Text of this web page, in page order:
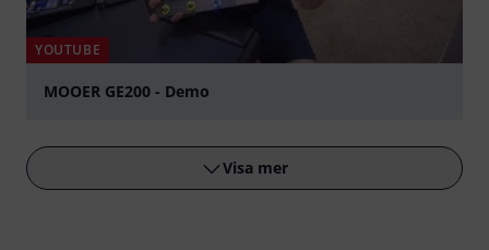
YOUTUBE
MOOER GE200 - Demo
Visa mer